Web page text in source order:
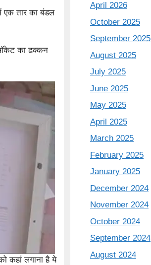
तार का बंडल
का ढक्कन
कहां लगाना है ये
April 2026
October 2025
September 2025
August 2025
July 2025
June 2025
May 2025
April 2025
March 2025
February 2025
January 2025
December 2024
November 2024
October 2024
September 2024
August 2024